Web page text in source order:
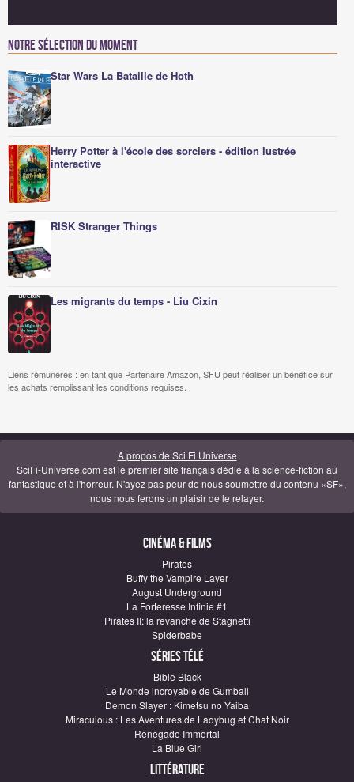
Notre sélection du moment
Star Wars La Bataille de Hoth
Herry Potter à l'école des sorciers - édition lustrée
interactive
RISK Stranger Things
Les migrants du temps - Liu Cixin
Liens rémunérés : en tant que Partenaire Amazon, SFU peut réaliser un bénéfice sur
les achats remplissant les conditions requises.
À propos de Sci Fi Universe
SciFi-Universe.com est le premier site français dédié à la science-fiction au
fantastique et à l'horreur. N'ayez pas peur de nous soumettre du contenu «SF»,
nous nous ferons un plaisir de le relayer.
Cinéma & Films
Pirates
Buffy the Vampire Layer
August Underground
La Forteresse Infinie #1
Pirates II: la revanche de Stagnetti
Spiderbabe
Séries télé
Bible Black
Le Monde incroyable de Gumball
Demon Slayer : Kimetsu no Yaiba
Miraculous : Les Aventures de Ladybug et Chat Noir
Renegade Immortal
La Blue Girl
Littérature